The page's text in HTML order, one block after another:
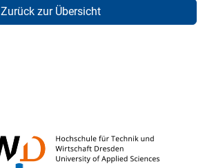
Zurück zur Übersicht